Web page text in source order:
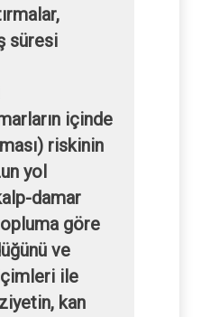
süresi
içinde
riskinin
yol
damar
göre
ve
ile
kan